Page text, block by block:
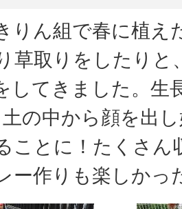
りん組で春に植え
草取りをしたりと
してきました。生
の中から顔を出
ことに！たくさん
ー作りも楽しかっ